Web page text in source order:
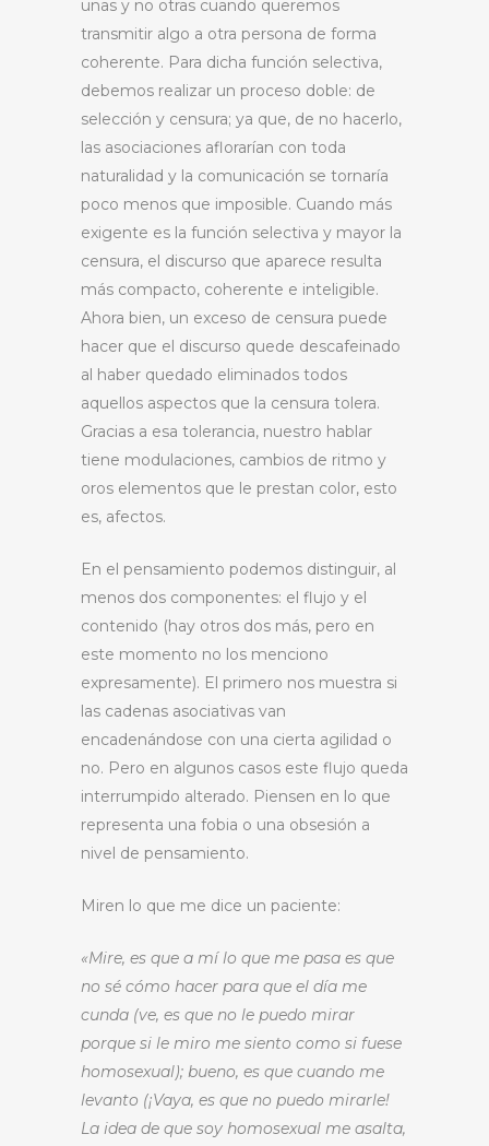
unas y no otras cuando queremos
transmitir algo a otra persona de forma
coherente. Para dicha función selectiva,
debemos realizar un proceso doble: de
selección y censura; ya que, de no hacerlo,
las asociaciones aflorarían con toda
naturalidad y la comunicación se tornaría
poco menos que imposible. Cuando más
exigente es la función selectiva y mayor la
censura, el discurso que aparece resulta
más compacto, coherente e inteligible.
Ahora bien, un exceso de censura puede
hacer que el discurso quede descafeinado
al haber quedado eliminados todos
aquellos aspectos que la censura tolera.
Gracias a esa tolerancia, nuestro hablar
tiene modulaciones, cambios de ritmo y
oros elementos que le prestan color, esto
es, afectos.
En el pensamiento podemos distinguir, al
menos dos componentes: el flujo y el
contenido (hay otros dos más, pero en
este momento no los menciono
expresamente). El primero nos muestra si
las cadenas asociativas van
encadenándose con una cierta agilidad o
no. Pero en algunos casos este flujo queda
interrumpido alterado. Piensen en lo que
representa una fobia o una obsesión a
nivel de pensamiento.
Miren lo que me dice un paciente:
«Mire, es que a mí lo que me pasa es que
no sé cómo hacer para que el día me
cunda (ve, es que no le puedo mirar
porque si le miro me siento como si fuese
homosexual); bueno, es que cuando me
levanto (¡Vaya, es que no puedo mirarle!
La idea de que soy homosexual me asalta,